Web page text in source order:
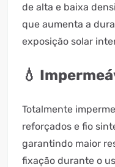
de alta e baixa
que aumenta a
exposição solar
💧
Totalmente
reforçados e fio
garantindo maior
fixação durante o